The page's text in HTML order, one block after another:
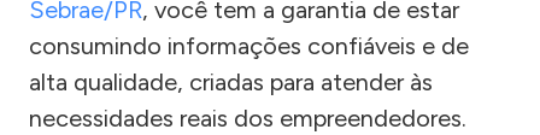
Sebrae/PR, você tem a garantia de estar
consumindo informações confiáveis e de
alta qualidade, criadas para atender às
necessidades reais dos empreendedores.